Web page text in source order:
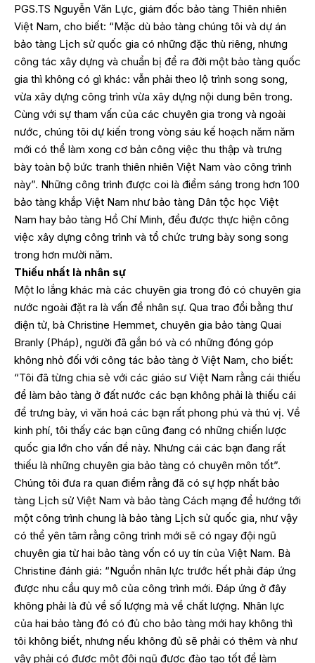
PGS.TS Nguyễn Văn Lực, giám đốc bảo tàng Thiên nhiên
Việt Nam, cho biết: “Mặc dù bảo tàng chúng tôi và dự án
bảo tàng Lịch sử quốc gia có những đặc thù riêng, nhưng
công tác xây dựng và chuẩn bị để ra đời một bảo tàng quốc
gia thì không có gì khác: vẫn phải theo lộ trình song song,
vừa xây dựng công trình vừa xây dựng nội dung bên trong.
Cùng với sự tham vấn của các chuyên gia trong và ngoài
nước, chúng tôi dự kiến trong vòng sáu kế hoạch năm năm
mới có thể làm xong cơ bản công việc thu thập và trưng
bày toàn bộ bức tranh thiên nhiên Việt Nam vào công trình
này”. Những công trình được coi là điểm sáng trong hơn 100
bảo tàng khắp Việt Nam như bảo tàng Dân tộc học Việt
Nam hay bảo tàng Hồ Chí Minh, đều được thực hiện công
việc xây dựng công trình và tổ chức trưng bày song song
trong hơn mười năm.
Thiếu nhất là nhân sự
Một lo lắng khác mà các chuyên gia trong đó có chuyên gia
nước ngoài đặt ra là vấn đề nhân sự. Qua trao đổi bằng thư
điện tử, bà Christine Hemmet, chuyên gia bảo tàng Quai
Branly (Pháp), người đã gắn bó và có những đóng góp
không nhỏ đối với công tác bảo tàng ở Việt Nam, cho biết:
“Tôi đã từng chia sẻ với các giáo sư Việt Nam rằng cái thiếu
để làm bảo tàng ở đất nước các bạn không phải là thiếu cái
để trưng bày, vì văn hoá các bạn rất phong phú và thú vị. Về
kinh phí, tôi thấy các bạn cũng đang có những chiến lược
quốc gia lớn cho vấn đề này. Nhưng cái các bạn đang rất
thiếu là những chuyên gia bảo tàng có chuyên môn tốt”.
Chúng tôi đưa ra quan điểm rằng đã có sự hợp nhất bảo
tàng Lịch sử Việt Nam và bảo tàng Cách mạng để hướng tới
một công trình chung là bảo tàng Lịch sử quốc gia, như vậy
có thể yên tâm rằng công trình mới sẽ có ngay đội ngũ
chuyên gia từ hai bảo tàng vốn có uy tín của Việt Nam. Bà
Christine đánh giá: “Nguồn nhân lực trước hết phải đáp ứng
được nhu cầu quy mô của công trình mới. Đáp ứng ở đây
không phải là đủ về số lượng mà về chất lượng. Nhân lực
của hai bảo tàng đó có đủ cho bảo tàng mới hay không thì
tôi không biết, nhưng nếu không đủ sẽ phải có thêm và như
vậy phải có được một đội ngũ được đào tạo tốt để làm